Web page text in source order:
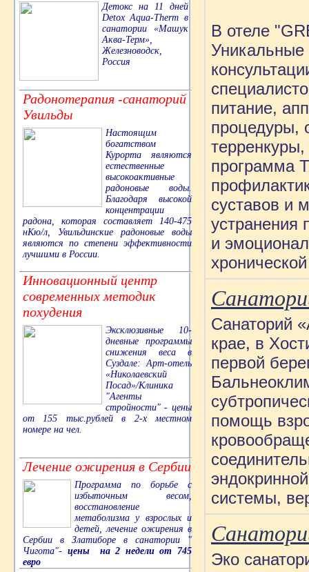
Детокс на 11 дней
Detox Aqua-Therm в
санатории «Машук
Аква-Терм»,
Железноводск,
Россия
Радонотерапия -санаторий
Увильды
Настоящим
богатством
Курорта являются
естественные
высокоактивные
радоновые воды.
Благодаря высокой
концентрации
радона, которая составляет 140-475
нКю/л, Увильдинские радоновые воды
являются по степени эффективности
лучшими в России.
Инновационный центр
современных методик
похудения
Эксклюзивные 10-
дневные программы
снижения веса в
Суздале: Арт-отель
«Николаевский
Посад»/Клиника
"Агенты
стройности" - цены
от 155 тыс.рублей в 2-х местном
номере на чел.
Лечение ожирения в Сербии
Программа по борьбе с
избыточным весом,
восстановление
метаболизма у взрослых и
детей, лечение ожирения в
Сербии в Златиборе в санатории "
Чигота"- цены на 2 недели от 745
евро
В отеле
питание,
процедуры,
программа
суставов и
устранения
и
Санаторий
крае, в
первой
помощь
системы,
Эко